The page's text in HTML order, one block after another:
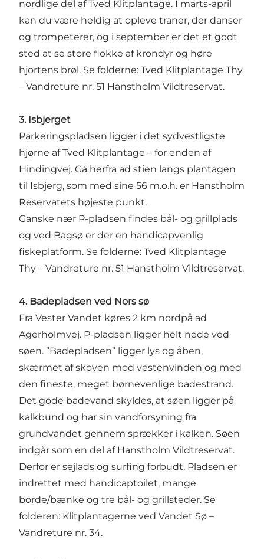
nordlige del afTved Klitplantage. I marts-april
kan du være heldig at opleve traner, der danser
og trompeterer, og i september er det et godt
sted at se store flokke af krondyr og høre
hjortens brøl. Se folderne: Tved Klitplantage Thy
– Vandreture nr. 51 Hanstholm Vildtreservat.
3. Isbjerget
Parkeringspladsen ligger i det sydvestligste
hjørne af Tved Klitplantage – for enden af
Hindingvej. Gå herfra ad stien langs plantagen
til Isbjerg, som med sine 56 m.o.h. er Hanstholm
Reservatets højeste punkt.
Ganske nær P-pladsen findes bål- og grillplads
og ved Bagsø er der en handicapvenlig
fiskeplatform. Se folderne: Tved Klitplantage
Thy – Vandreture nr. 51 Hanstholm Vildtreservat.
4. Badepladsen ved Nors sø
Fra Vester Vandet køres 2 km nordpå ad
Agerholmvej. P-pladsen ligger helt nede ved
søen. ”Badepladsen” ligger lys og åben,
skærmet af skoven mod vestenvinden og med
den fineste, meget børnevenlige badestrand.
Det gode badevand skyldes, at søen ligger på
kalkbund og har sin vandforsyning fra
grundvandet gennem sprækker i kalken. Søen
indgår som en del af Hanstholm Vildtreservat.
Derfor er sejlads og surfing forbudt. Pladsen er
indrettet med handicaptoilet, mange
borde/bænke og tre bål- og grillsteder. Se
folderen: Klitplantagerne ved Vandet Sø –
Vandreture nr. 34.